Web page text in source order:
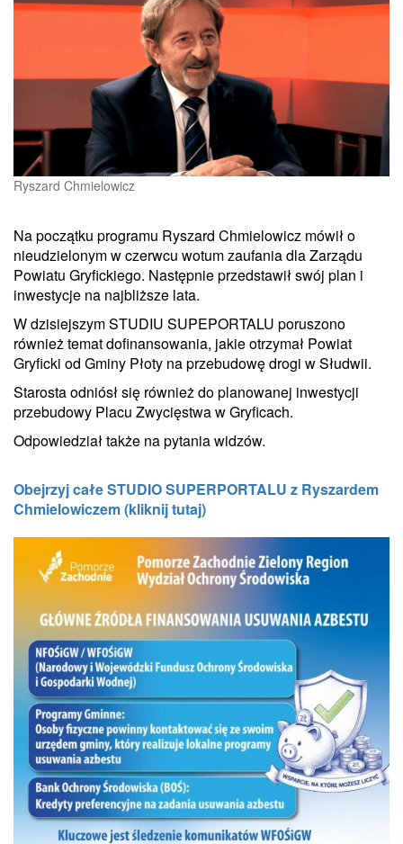
Ryszard Chmielowicz
Na początku programu Ryszard Chmielowicz mówił o
nieudzielonym w czerwcu wotum zaufania dla Zarządu
Powiatu Gryfickiego. Następnie przedstawił swój plan i
inwestycje na najbliższe lata.
W dzisiejszym STUDIU SUPEPORTALU poruszono
również temat dofinansowania, jakie otrzymał Powiat
Gryficki od Gminy Płoty na przebudowę drogi w Słudwii.
Starosta odniósł się również do planowanej inwestycji
przebudowy Placu Zwycięstwa w Gryficach.
Odpowiedział także na pytania widzów.
Obejrzyj całe STUDIO SUPERPORTALU z Ryszardem
Chmielowiczem (kliknij tutaj)